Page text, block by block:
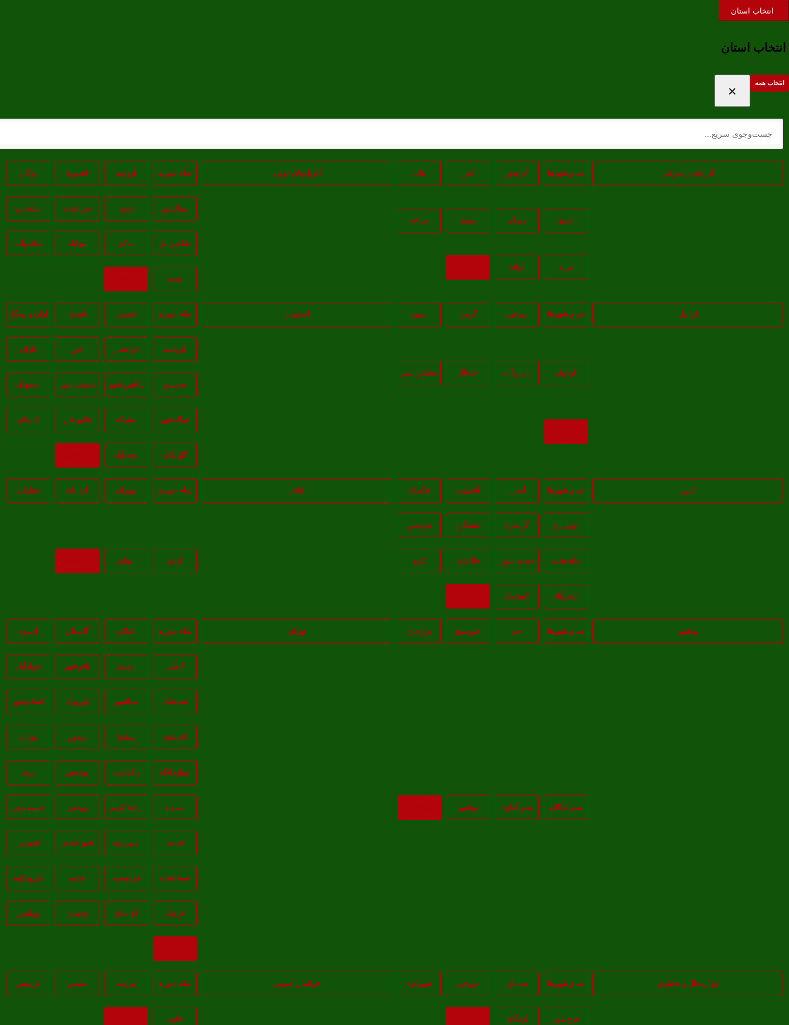
انتخاب استان
انتخاب استان
انتخاب همه ×
آذربایجان شرقی تمام شهر‌ها آذرشهر اهر بناب
تبريز سراب سهند مراغه
مرند ميانه
آذربایجان غربی تمام شهر‌ها اروميه اشنويه بوکان
پيرانشهر خوي سردشت سلماس
شاهين دژ ماکو مهاباد مياندوآب
نقده
اردبیل تمام شهر‌ها سرعین گرمی نمین
اردبيل پارس‌آباد خلخال مشکين‌شهر
اصفهان تمام شهر‌ها قمصر لنجان آران و بیدگل
ابریشم خوانسار خور داران
سمیرم شاهین شهر خمینی شهر اصفهان
فولادشهر مبارکه فلاورجان کاشان
گلپايگان نجف‌آباد
البرز تمام شهر‌ها آسارا اشتهارد تنکمان
چهارباغ گرمدره هشتگرد فردیس
ماهدشت محمد شهر طالقان کرج
نظرآباد کوهسار
ایلام تمام شهر‌ها مهران آبدانان دهلران
ايلام ايوان
بوشهر تمام شهر‌ها جم خورموج برازجان
بندر کنگان بندر گناوه بوشهر
تهران تمام شهر‌ها کیلان گلستان آبسرد
آبعلی ارجمند باقرشهر جوادآباد
شمشک صباشهر کهریزک اسلام‌شهر
اندیشه پيشوا بومهن تهران
چهاردانگه پاکدشت پردیس پرند
دماوند رباط کریم رودهن نسيم‌شهر
شاهد شهر ری شهر قدس شهریار
صفادشت فردوسیه فشم فیروزکوه
قرچک لواسان وحیدیه ورامین
چهارمحال و بختیاری تمام شهر‌ها سامان بروجن شهرکرد
فرخ‌شهر لردگان
خراسان جنوبی تمام شهر‌ها بيرجند طبس فردوس
قاين
ورود / ثبت نام